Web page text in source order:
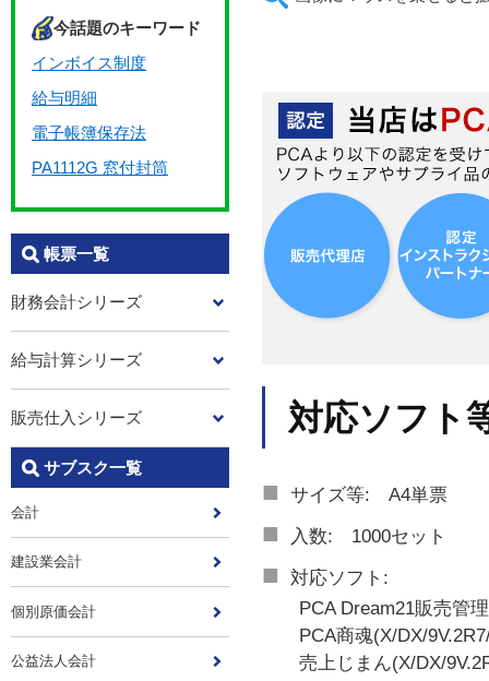
今話題のキーワード
インボイス制度
給与明細
電子帳簿保存法
PA1112G 窓付封筒
帳票一覧
財務会計シリーズ
給与計算シリーズ
販売仕入シリーズ
サブスク一覧
会計
建設業会計
個別原価会計
公益法人会計
対応ソフト
■ サイズ等: A4単票
■ 入数: 1000セット
■
対応ソフト:
PCA Dream21販売管理
PCA商魂(X/DX/9V.2R7/
売上じまん(X/DX/